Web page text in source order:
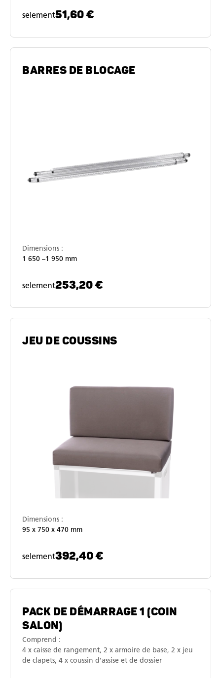
selement51,60 €
BARRES DE BLOCAGE
Dimensions :
1 650 –1 950 mm
selement253,20 €
JEU DE COUSSINS
Dimensions :
95 x 750 x 470 mm
selement392,40 €
PACK DE DÉMARRAGE 1 (COIN
SALON)
Comprend :
4 x caisse de rangement, 2 x armoire de base, 2 x jeu
de clapets, 4 x coussin d’assise et de dossier